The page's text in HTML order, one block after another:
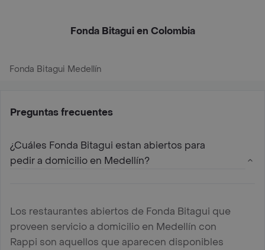
Fonda Bitagui en Colombia
Fonda Bitagui Medellín
Preguntas frecuentes
¿Cuáles Fonda Bitagui estan abiertos para
pedir a domicilio en Medellín?
Los restaurantes abiertos de Fonda Bitagui que
proveen servicio a domicilio en Medellín con
Rappi son aquellos que aparecen disponibles